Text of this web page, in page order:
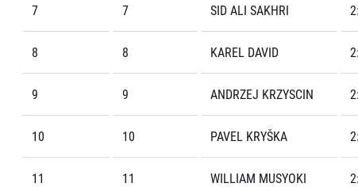
7 7 SID ALI SAKHRI
8 8 KAREL DAVID
9 9 ANDRZEJ KRZYSCIN
10 10 PAVEL KRYŠKA
11 11 WILLIAM MUSYOKI